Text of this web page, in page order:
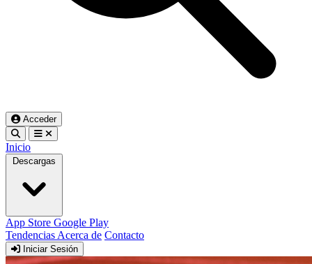
Acceder
Inicio
Descargas
App Store Google Play
Tendencias Acerca de Contacto
Iniciar Sesión